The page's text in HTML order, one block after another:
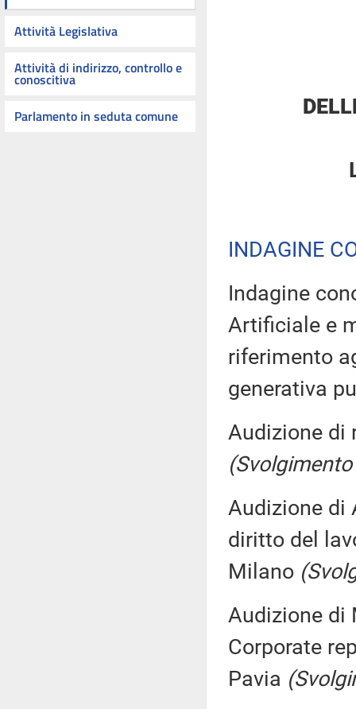
Attività Legislativa
Attività di indirizzo, controllo e
conoscitiva
Parlamento in seduta comune
INDAGINE
Indagine
Artificiale e
riferimento
generativa
Audizione di
Audizione di
diritto del
Milano
Audizione di
Corporate
Pavia